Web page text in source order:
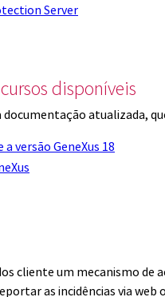
Server
disponíveis
documentação atualizada,
versão GeneXus 18
cliente um mecanismo de
as incidências via